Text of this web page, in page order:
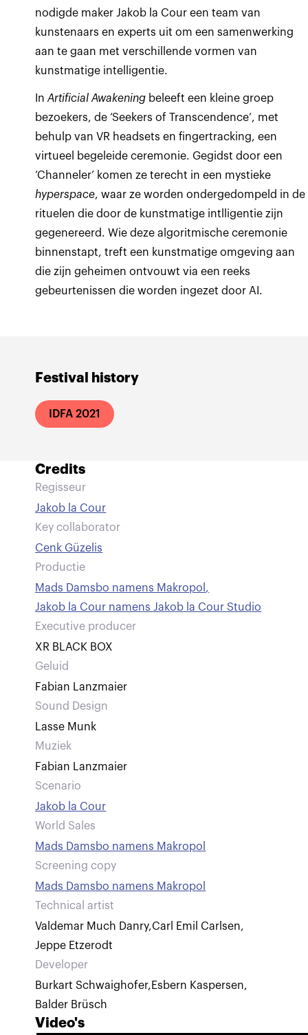
Festival history
IDFA 2021
nodigde maker Jakob la Cour een team van
kunstenaars en experts uit om een samenwerking
aan te gaan met verschillende vormen van
kunstmatige intelligentie.
InArtificial Awakening beleeft een kleine groep
bezoekers, de ‘Seekers of Transcendence’, met
behulp van VR headsets en fingertracking, een
virtueel begeleide ceremonie. Gegidst door een
‘Channeler’ komen ze terecht in een mystieke
hyperspace, waar ze worden ondergedompeld in de
rituelen die door de kunstmatige intlligentie zijn
gegenereerd. Wie deze algoritmische ceremonie
binnenstapt, treft een kunstmatige omgeving aan
die zijn geheimen ontvouwt via een reeks
gebeurtenissen die worden ingezet door AI.
Credits
Regisseur
Jakob la Cour
Key collaborator
Cenk Güzelis
Productie
Mads Damsbo namens Makropol ,
Jakob la Cour namens Jakob la Cour Studio
Executive producer
XR BLACK BOX
Geluid
Fabian Lanzmaier
Sound Design
Lasse Munk
Muziek
Fabian Lanzmaier
Scenario
Jakob la Cour
World Sales
Mads Damsbo namens Makropol
Screening copy
Mads Damsbo namens Makropol
Technical artist
Valdemar Much Danry,Carl Emil Carlsen,
Jeppe Etzerodt
Developer
Burkart Schwaighofer,Esbern Kaspersen,
Balder Brüsch
Video's